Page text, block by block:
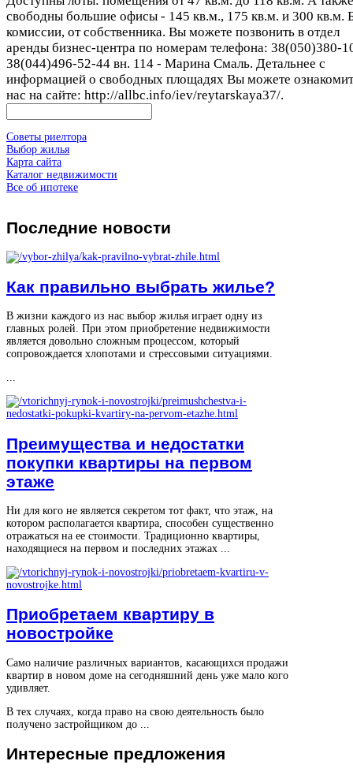
свободны большие офисы - 145 кв.м., 175 кв.м. и 300 кв.м.
комиссии, от собственника. Вы можете позвонить в отдел
аренды бизнес-центра по номерам телефона: 38(050)380-
38(044)496-52-44 вн. 114 - Марина Смаль. Детальнее с
информацией о свободных площадях Вы можете
нас на сайте: http://allbc.info/iev/reytarskaya37/.
Советы риелтора
Выбор жилья
Карта сайта
Каталог недвижимости
Все об ипотеке
Последние новости
Как правильно выбрать жилье?
В жизни каждого из нас выбор жилья играет одну из
главных ролей. При этом приобретение недвижимости
является довольно сложным процессом, который
сопровождается хлопотами и стрессовыми ситуациями.
...
Преимущества и недостатки
покупки квартиры на первом
этаже
Ни для кого не является секретом тот факт, что этаж, на
котором располагается квартира, способен существенно
отражаться на ее стоимости. Традиционно квартиры,
находящиеся на первом и последних этажах ...
Приобретаем квартиру в
новостройке
Само наличие различных вариантов, касающихся продажи
квартир в новом доме на сегодняшний день уже мало кого
удивляет.
В тех случаях, когда право на свою деятельность было
получено застройщиком до ...
Интересные предложения